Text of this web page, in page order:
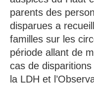
parents des
disparues a
familles sur les
période allant de
cas de
la LDH et